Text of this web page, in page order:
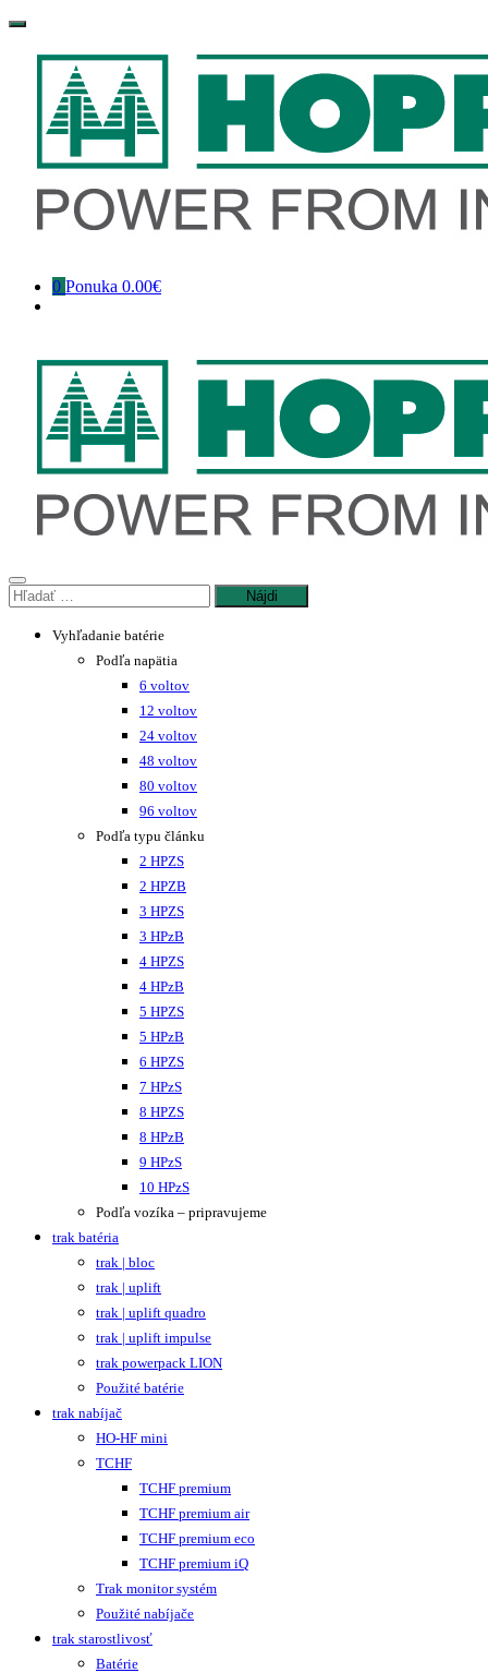
Preskočiť
obsah
0 Ponuka 0.00€
Hľadať:
Vyhľadanie batérie
Podľa napätia
6 voltov
12 voltov
24 voltov
48 voltov
80 voltov
96 voltov
Podľa typu článku
2 HPZS
2 HPZB
3 HPZS
3 HPzB
4 HPZS
4 HPzB
5 HPZS
5 HPzB
6 HPZS
7 HPzS
8 HPZS
8 HPzB
9 HPzS
10 HPzS
Podľa vozíka – pripravujeme
trak batéria
trak | bloc
trak | uplift
trak | uplift quadro
trak | uplift impulse
trak powerpack LION
Použité batérie
trak nabíjač
HO-HF mini
TCHF
TCHF premium
TCHF premium air
TCHF premium eco
TCHF premium iQ
Trak monitor systém
Použité nabíjače
trak starostlivosť
Batérie